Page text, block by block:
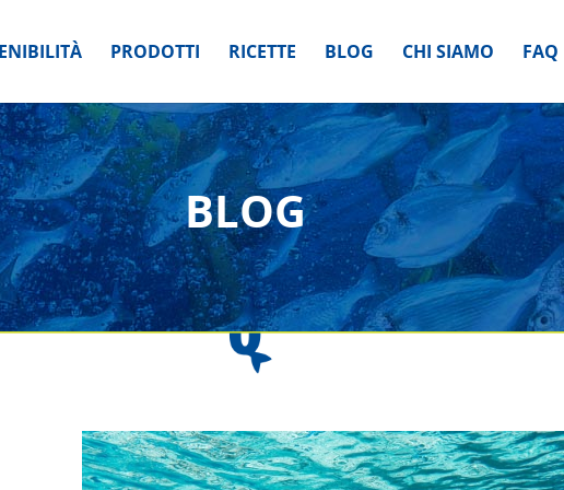
PRODOTTI RICETTE BLOG CHI SIAMO FAQ
BLOG